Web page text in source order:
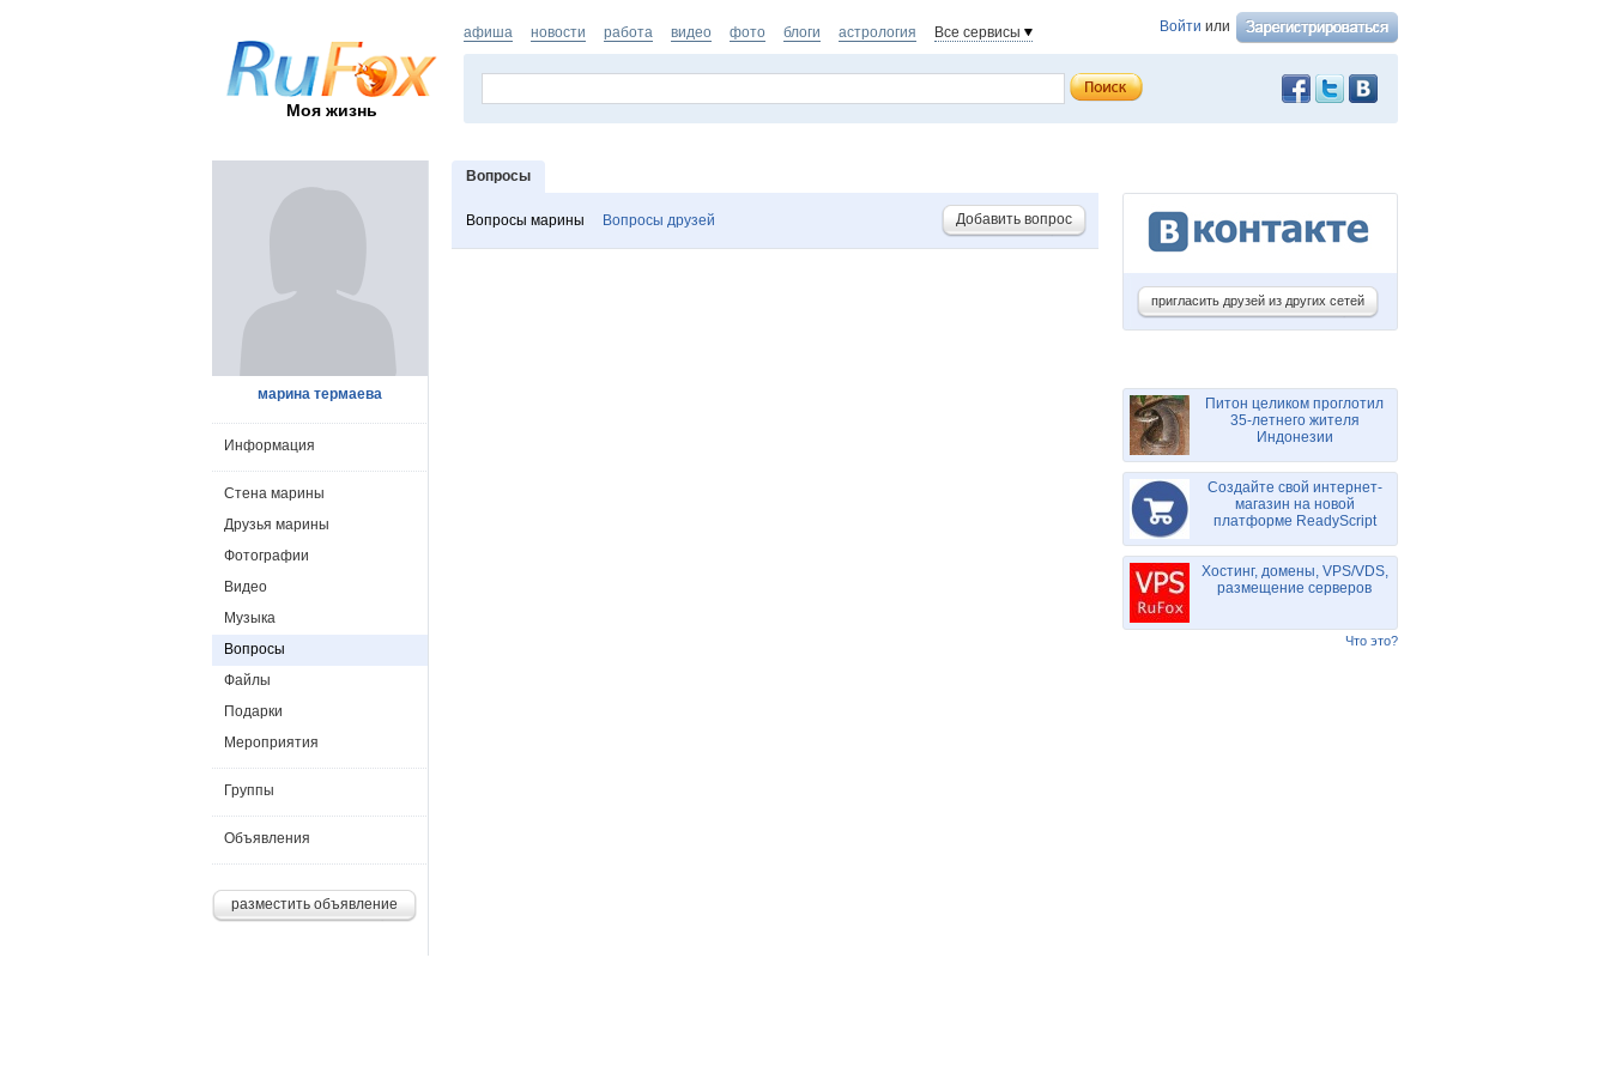
Моя жизнь
Войти или
афиша новости работа видео фото блоги астрология Все сервисы
Вопросы
Вопросы марины Вопросы друзей Добавить вопрос
марина термаева
Информация
Стена марины
Друзья марины
Фотографии
Видео
Музыка
Вопросы
Файлы
Подарки
Мероприятия
Группы
Объявления
разместить объявление
пригласить друзей из других сетей
Питон целиком проглотил
35-летнего жителя
Индонезии
Создайте свой интернет-
магазин на новой
платформе ReadyScript
Хостинг, домены, VPS/VDS,
размещение серверов
Что это?